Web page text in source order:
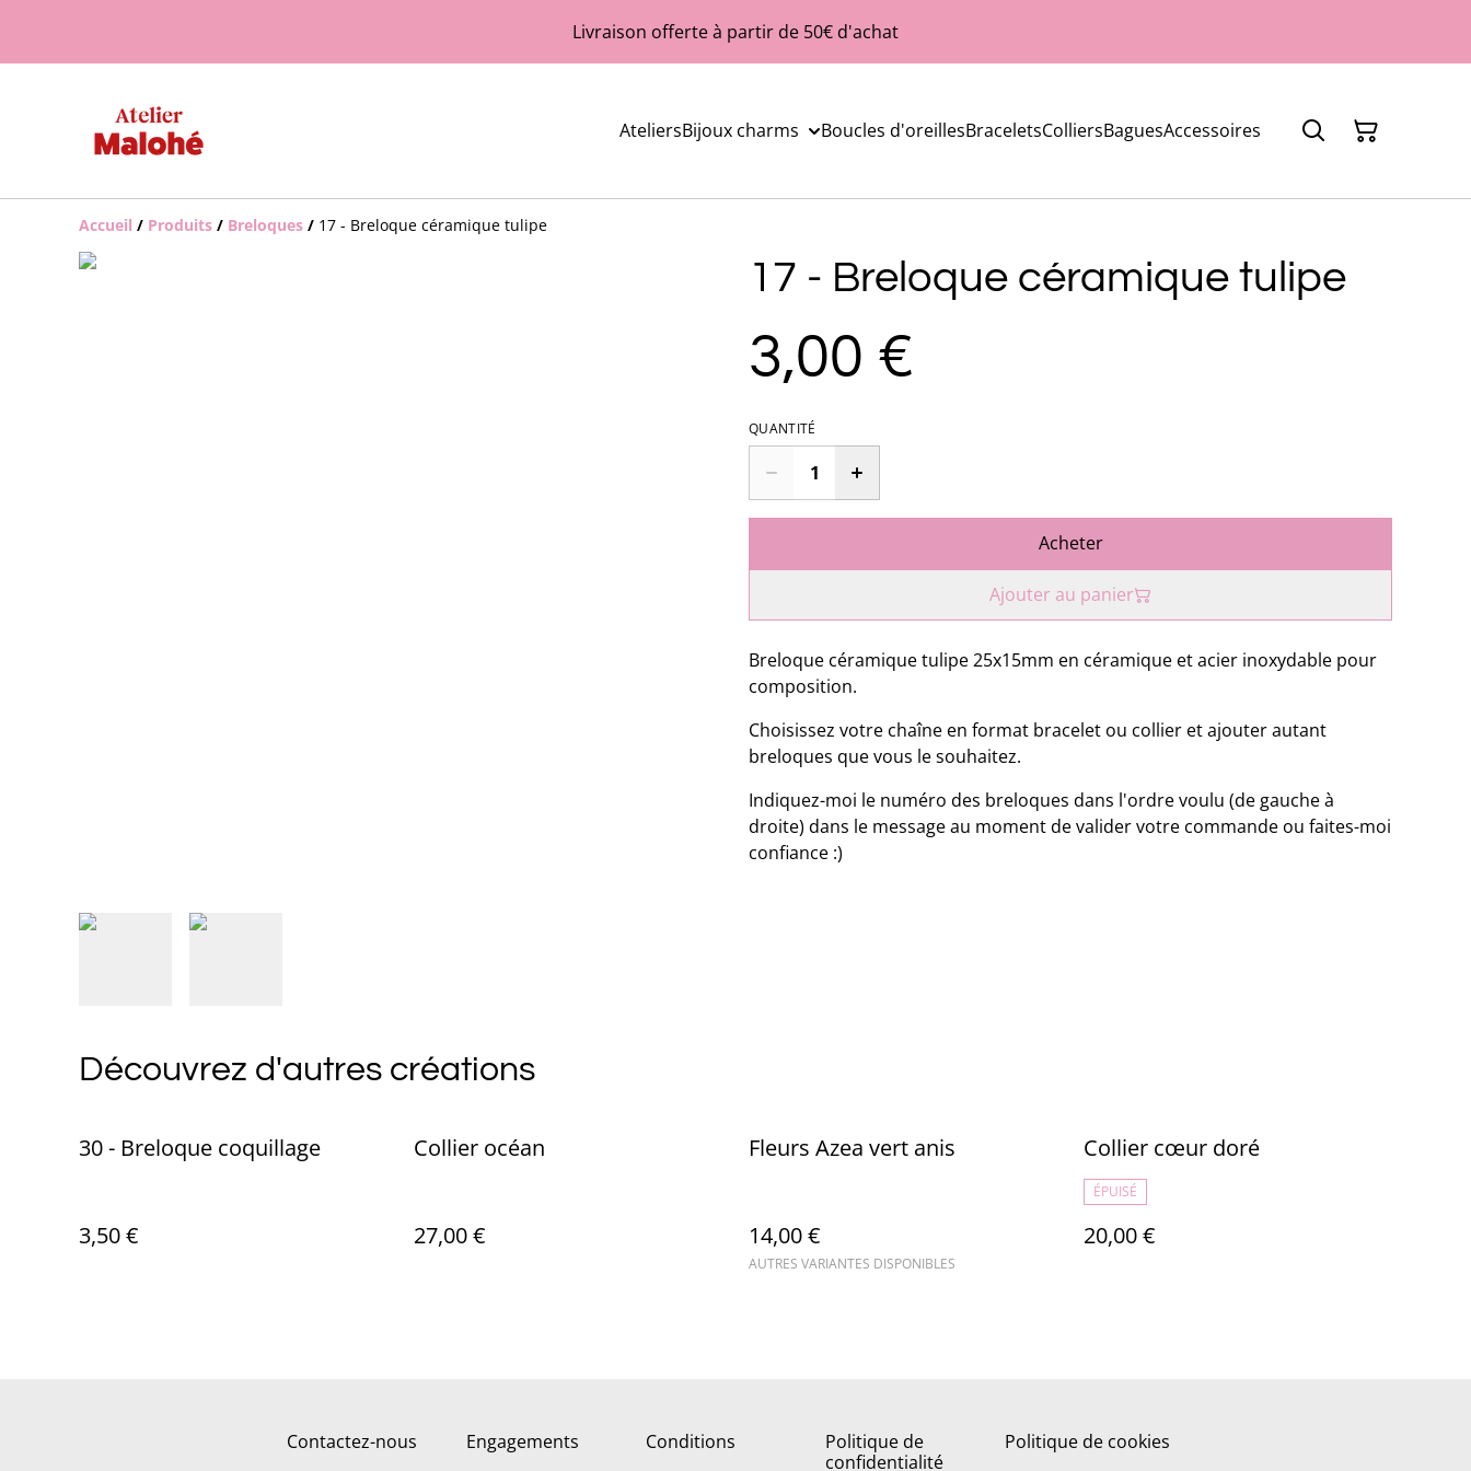
Livraison offerte à partir de 50€ d'achat
AteliersBijoux charms Boucles d'oreillesBraceletsColliersBaguesAccessoires
Accueil / Produits / Breloques / 17 - Breloque céramique tulipe
17 - Breloque céramique tulipe
3,00 €
QUANTITÉ
Acheter
Ajouter au panier
Breloque céramique tulipe 25x15mm en céramique et acier inoxydable pour
composition.
Choisissez votre chaîne en format bracelet ou collier et ajouter autant
breloques que vous le souhaitez.
Indiquez-moi le numéro des breloques dans l'ordre voulu (de gauche à
droite) dans le message au moment de valider votre commande ou faites-moi
confiance :)
Découvrez d'autres créations
30 - Breloque coquillage
3,50 €
Collier océan
27,00 €
Fleurs Azea vert anis
14,00 €
AUTRES VARIANTES DISPONIBLES
Collier cœur doré
ÉPUISÉ
20,00 €
Contactez-nous Engagements Conditions
Politique de
confidentialité
Politique de cookies